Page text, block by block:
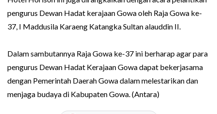
pengurus Dewan Hadat kerajaan Gowa oleh Raja Gowa ke-
37, I Maddusila Karaeng Katangka Sultan alauddin II.
Dalam sambutannya Raja Gowa ke-37 ini berharap agar para
pengurus Dewan Hadat Kerajaan Gowa dapat bekerjasama
dengan Pemerintah Daerah Gowa dalam melestarikan dan
menjaga budaya di Kabupaten Gowa.(Antara)